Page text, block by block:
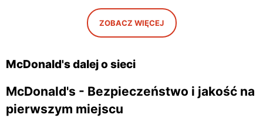
249
Conrada 29 B
McDonald's
ZOBACZ WIĘCEJ
McDonald's dalej o sieci
McDonald's - Bezpieczeństwo i jakość na
pierwszym miejscu